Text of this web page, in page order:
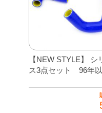
【NEW STYLE】 シ
ス3点セット 96年